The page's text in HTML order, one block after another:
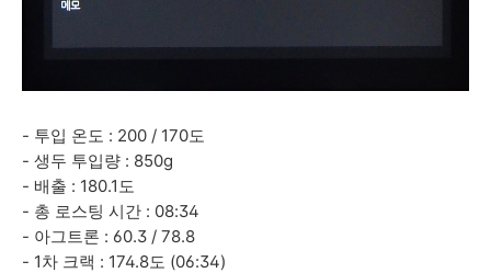
- 투입 온도 : 200 / 170도
- 생두 투입량 : 850g
- 배출 : 180.1도
- 총 로스팅 시간 : 08:34
- 아그트론 : 60.3 / 78.8
- 1차 크랙 : 174.8도 (06:34)